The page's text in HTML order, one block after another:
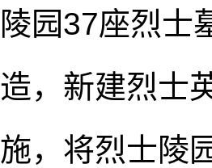
陵园37座烈士
造，新建烈士
施，将烈士陵